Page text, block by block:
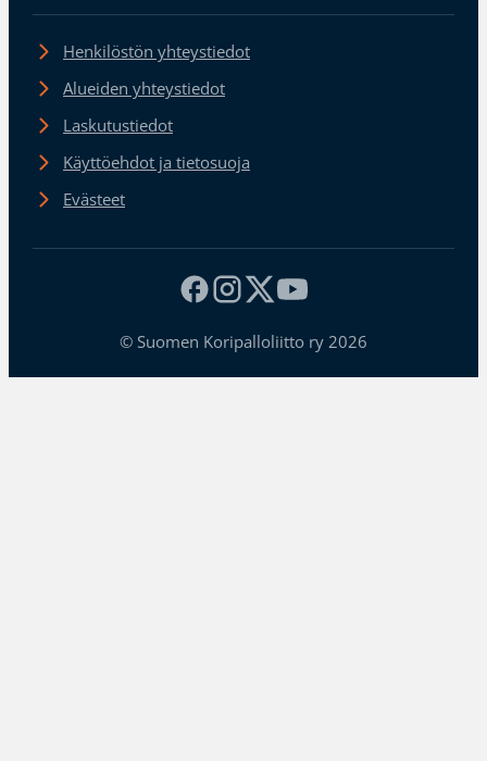
Henkilöstön yhteystiedot
Alueiden yhteystiedot
Laskutustiedot
Käyttöehdot ja tietosuoja
Evästeet
© Suomen Koripalloliitto ry 2026